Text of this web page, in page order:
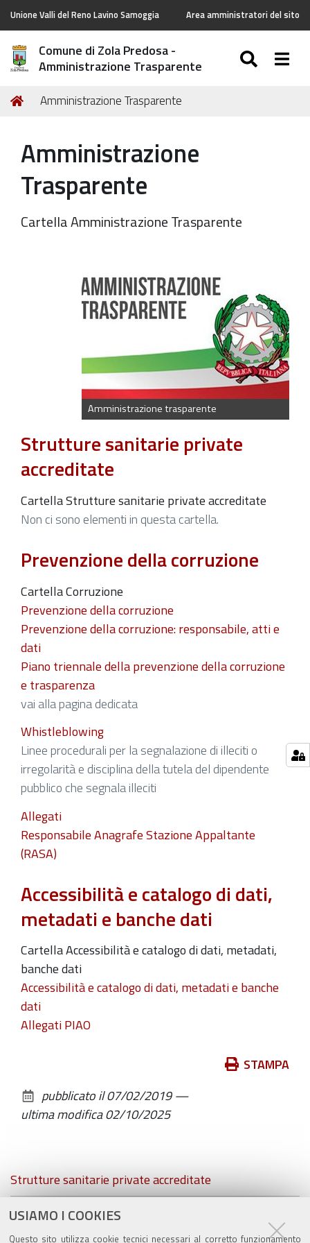
USIAMO I COOKIES
Questo sito utilizza cookie tecnici necessari al corretto funzionamento
Unione Valli del Reno Lavino Samoggia Area amministratori del sito
Comune di Zola Predosa -
Amministrazione Trasparente
Tu
Home
Amministrazione Trasparente
Amministrazione
Trasparente
Cartella Amministrazione Trasparente
Amministrazione trasparente
Strutture sanitarie private
accreditate
Cartella Strutture sanitarie private accreditate
Non ci sono elementi in questa cartella.
Prevenzione della corruzione
Cartella Corruzione
Prevenzione della corruzione
Prevenzione della corruzione: responsabile, atti e
dati
Piano triennale della prevenzione della corruzione
e trasparenza
vai alla pagina dedicata
Whistleblowing
Linee procedurali per la segnalazione di illeciti o
irregolarità e disciplina della tutela del dipendente
pubblico che segnala illeciti
Allegati
Responsabile Anagrafe Stazione Appaltante
(RASA)
Accessibilità e catalogo di dati,
metadati e banche dati
Cartella Accessibilità e catalogo di dati, metadati,
banche dati
Accessibilità e catalogo di dati, metadati e banche
dati
Allegati PIAO
documento
STAMPA
pubblicato il07/02/2019—
ultima modifica02/10/2025
Navigazione
Strutture sanitarie private accreditate
Prevenzione della corruzione